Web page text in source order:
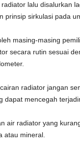
lalu disalurkan
prinsip sirkulasi pada
masing-masing
secara rutin sesuai
radiator jangan
dapat mencegah
air radiator yang
atau mineral.